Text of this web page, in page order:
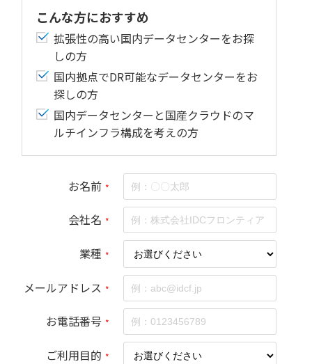
こんな方におすすめ
拡張性の高い国内データセンターをお探
しの方
国内拠点でDR可能なデータセンターをお
探しの方
国内データセンターと国産クラウドのマ
ルチインフラ構成を考えの方
お名前 *
会社名 *
業種 *
メールアドレス *
お電話番号 *
ご利用目的 *